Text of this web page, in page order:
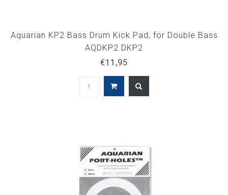
Aquarian KP2 Bass Drum Kick Pad, for Double Bass
AQDKP2 DKP2
€11,95